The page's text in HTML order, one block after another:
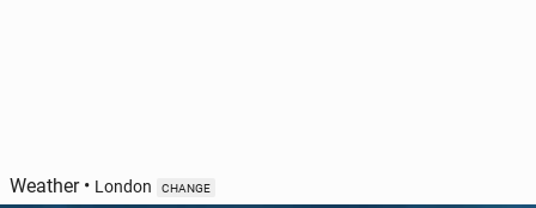
Weather• London CHANGE